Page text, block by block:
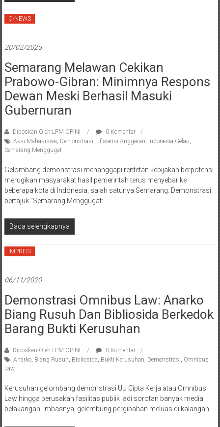
O-NEWS
20/02/2025
Semarang Melawan Cekikan
Prabowo-Gibran: Minimnya Respons
Dewan Meski Berhasil Masuki
Gubernuran
Diposkan Oleh:LPM OPINI
0 Komentar
Aksi Mahasiswa, Demonstrasi, Efisiensi Anggaran, Indonesia Gelap,
Semarang Menggugat
Gelombang demonstrasi menanggapi rentetan kebijakan berpotensi
merugikan masyarakat hasil pemerintah terus menyebar ke
beberapa kota di Indonesia, salah satunya Semarang. Demonstrasi
bertajuk “Semarang Menggugat:
Baca selengkapnya
IMPRESI
06/11/2020
Demonstrasi Omnibus Law: Anarko
Biang Rusuh Dan Bibliosida Berkedok
Barang Bukti Kerusuhan
Diposkan Oleh:LPM OPINI
0 Komentar
Anarko, Biang Rusuh, Bibliosida, Bukti Kerusuhan, Demonstrasi, Omnibus
Law
Kerusuhan gelombang demonstrasi UU Cipta Kerja atau Omnibus
Law hingga perusakan fasilitas publik jadi sorotan banyak media
belakangan. Imbasnya, gelembung pergibahan meluas di kalangan